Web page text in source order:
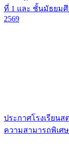
ที่ 1 และ ชั้นมัธยมศึ
2569
ประกาศโรงเรียนส
ความสามารถพิเศ